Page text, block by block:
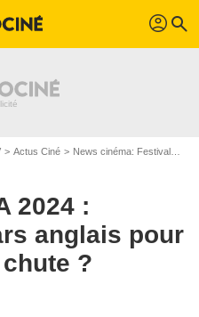
profil search
Actus Ciné News cinéma: Festivals
2024 :
anglais pour
?